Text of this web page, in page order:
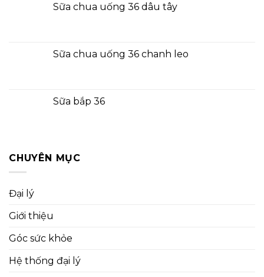
Sữa chua uống 36 dâu tây
Sữa chua uống 36 chanh leo
Sữa bắp 36
CHUYÊN MỤC
Đại lý
Giới thiệu
Góc sức khỏe
Hệ thống đại lý